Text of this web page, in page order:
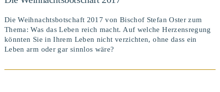
Die Weihnachtsbotschaft 2017 von Bischof Stefan Oster zum
Thema: Was das Leben reich macht. Auf welche Herzensregung
könnten Sie in Ihrem Leben nicht verzichten, ohne dass ein
Leben arm oder gar sinnlos wäre?